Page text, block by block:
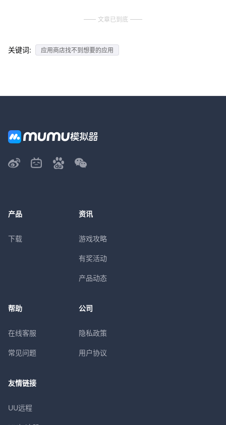
文章已到底
关键词: 应用商店找不到想要的应用
产品
下载
资讯
游戏攻略
有奖活动
产品动态
帮助
在线客服
常见问题
公司
隐私政策
用户协议
友情链接
UU远程